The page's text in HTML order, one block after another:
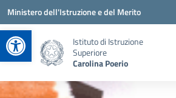
Apri la barra degli
Vai ai contenuti
Vai al menu di navigazione
Vai al footer
Ministero dell'Istruzione e del Merito
Istituto di Istruzione
Superiore
Carolina Poerio